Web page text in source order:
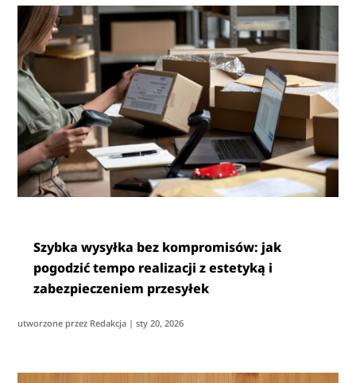
Szybka wysyłka bez kompromisów: jak
pogodzić tempo realizacji z estetyką i
zabezpieczeniem przesyłek
utworzone przez Redakcja |sty 20, 2026